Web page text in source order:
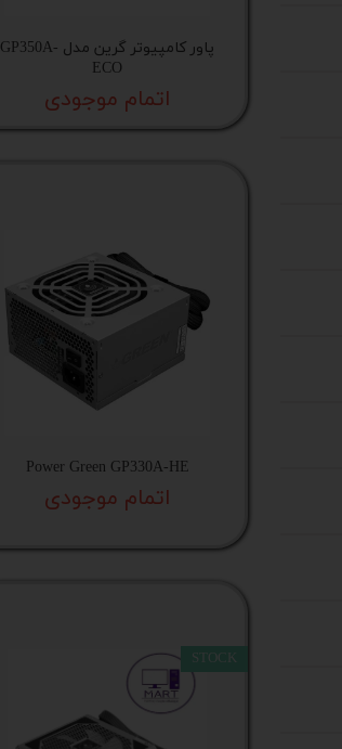
پاور کامپیوتر گرین مدل GP350A-
ECO
اتمام موجودی
Power Green GP330A-HE
اتمام موجودی
STOCK